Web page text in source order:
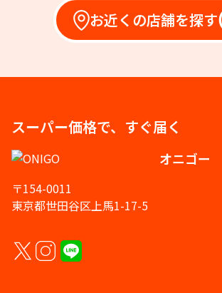
お近くの店舗を探す
スーパー価格で、すぐ届く
オニゴー
〒154-0011
東京都世田谷区上馬1-17-5